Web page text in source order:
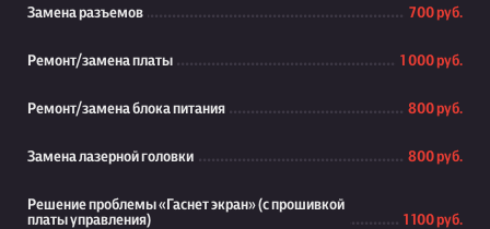
Замена разъемов 700 руб.
Ремонт/замена платы 1 000 руб.
Ремонт/замена блока питания 800 руб.
Замена лазерной головки 800 руб.
Решение проблемы «Гаснет экран» (с прошивкой
платы управления)
1 100 руб.